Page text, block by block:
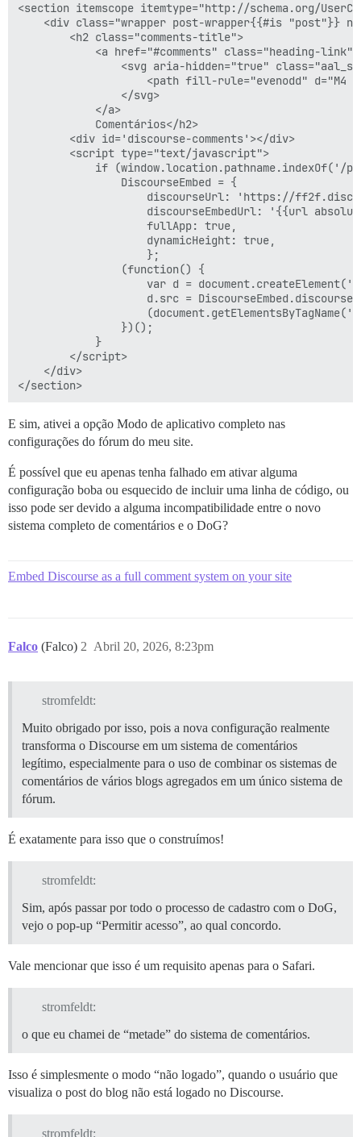
<section itemscope itemtype="http://schema.org/
<div class="wrapper post-wrapper{{#is "post"}}
        <h2 class="comments-title">
            <a href="#comments" class="heading-link">
<svg aria-hidden="true"
<path fill-rule="evenodd" d="M4
                </svg>
            </a>
            Comentários</h2>
        <div id='discourse-comments'></div>
        <script type="text/javascript">
if (window.location.pathname.indexOf('/
                DiscourseEmbed = {
discourseUrl: 'https://
discourseEmbedUrl: '{{url
                    fullApp: true,
                    dynamicHeight: true,
                    };
                (function() {
var d =
d.src =
                })();
            }
        </script>
    </div>
E sim, ativei a opção Modo de aplicativo completo nas
configurações do fórum do meu site.
É possível que eu apenas tenha falhado em ativar alguma
configuração boba ou esquecido de incluir uma linha de código, ou
isso pode ser devido a alguma incompatibilidade entre o novo
sistema completo de comentários e o DoG?
Embed Discourse as a full comment system on your site
Falco (Falco) Abril 20, 2026, 8:23pm
2
stromfeldt:
Muito obrigado por isso, pois a nova configuração realmente
transforma o Discourse em um sistema de comentários
legítimo, especialmente para o uso de combinar os sistemas de
comentários de vários blogs agregados em um único sistema de
fórum.
É exatamente para isso que o construímos!
stromfeldt:
Sim, após passar por todo o processo de cadastro com o DoG,
vejo o pop-up “Permitir acesso”, ao qual concordo.
Vale mencionar que isso é um requisito apenas para o Safari.
stromfeldt:
o que eu chamei de “metade” do sistema de comentários.
Isso é simplesmente o modo “não logado”, quando o usuário que
visualiza o post do blog não está logado no Discourse.
stromfeldt: